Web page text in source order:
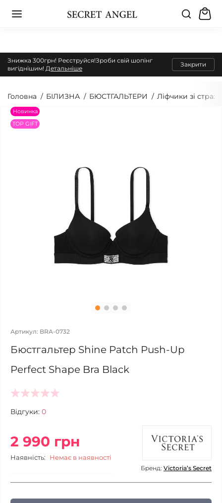
Знижка 300грн! Реєструйся!Зроби свій шопінг
вигіднішим! Детальніше
Закрити
Головна БІЛИЗНА БЮСТГАЛЬТЕРИ Ліфчики зі
Новинка
TOP GIFT
Артикул: BRA-0732
Бюстгальтер Shine Patch Push-Up
Perfect Shape Bra Black
Відгуки: 0
2 990 грн
Наявність: Немає в наявності
Бренд: Victoria’s Secret